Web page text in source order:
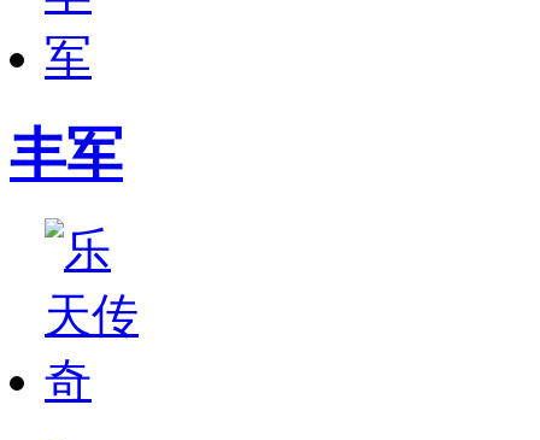
丰军